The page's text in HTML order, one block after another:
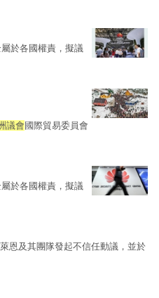
於各國權責，擬議
議會 國際貿易委員會
於各國權責，擬議
恩及其團隊發起不信任動議，並於